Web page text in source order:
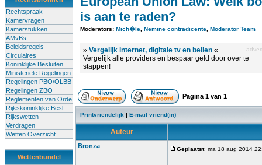
Rechtspraak
Kamervragen
Kamerstukken
AMvBs
Beleidsregels
Circulaires
Koninklijke Besluiten
Ministeriële Regelingen
Regelingen PBO/OLBB
Regelingen ZBO
Reglementen van Orde
Rijkskoninklijke Besl.
Rijkswetten
Verdragen
Wetten Overzicht
Wettenbundel
is aan te raden?
Moderators: Mich�le Nemine contradicente Moderator Team
» Vergelijk internet, digitale tv en bellen «
Vergelijk alle providers en bespaar geld door over te
stappen!
Pagina 1 van 1
Printvriendelijk | E-mail vriend(in)
Auteur
Bronza Geplaatst: ma 18 aug 2014